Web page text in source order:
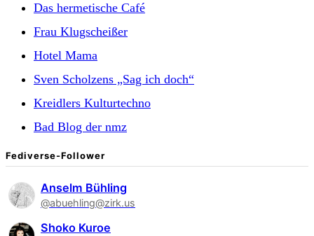
Das hermetische Café
Frau Klugscheißer
Hotel Mama
Sven Scholzens „Sag ich doch“
Kreidlers Kulturtechno
Bad Blog der nmz
Fediverse-Follower
Anselm Bühling
@abuehling@zirk.us
Shoko Kuroe